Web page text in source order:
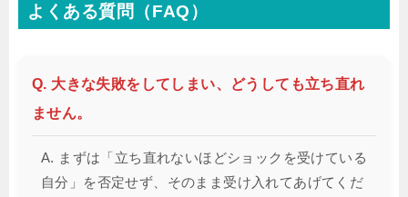
よくある質問（FAQ）
Q. 大きな失敗をしてしまい、どうしても立ち直れ
ません。
A. まずは「立ち直れないほどショックを受けている
自分」を否定せず、そのまま受け入れてあげてくだ